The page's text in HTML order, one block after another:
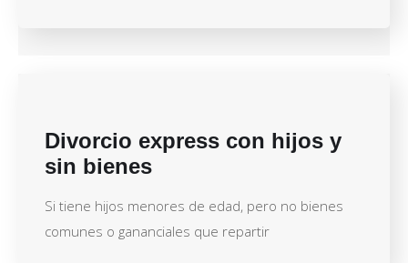
Divorcio express con hijos y
sin bienes
Si tiene hijos menores de edad, pero no bienes
comunes o gananciales que repartir